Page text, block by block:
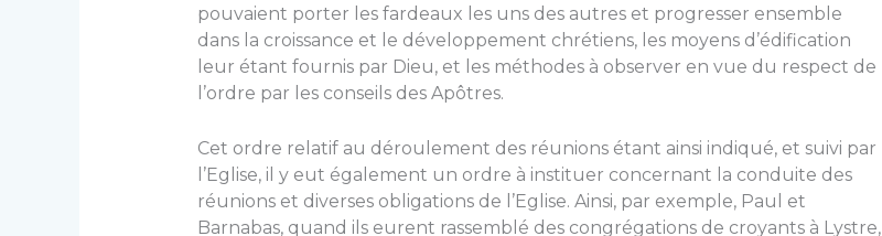
pouvaient porter les fardeaux les uns des autres et progresser ensemble
dans la croissance et le développement chrétiens, les moyens d’édification
leur étant fournis par Dieu, et les méthodes à observer en vue du respect de
l’ordre par les conseils des Apôtres.
Cet ordre relatif au déroulement des réunions étant ainsi indiqué, et suivi par
l’Eglise, il y eut également un ordre à instituer concernant la conduite des
réunions et diverses obligations de l’Eglise. Ainsi, par exemple, Paul et
Barnabas, quand ils eurent rassemblé des congrégations de croyants à Lystre,